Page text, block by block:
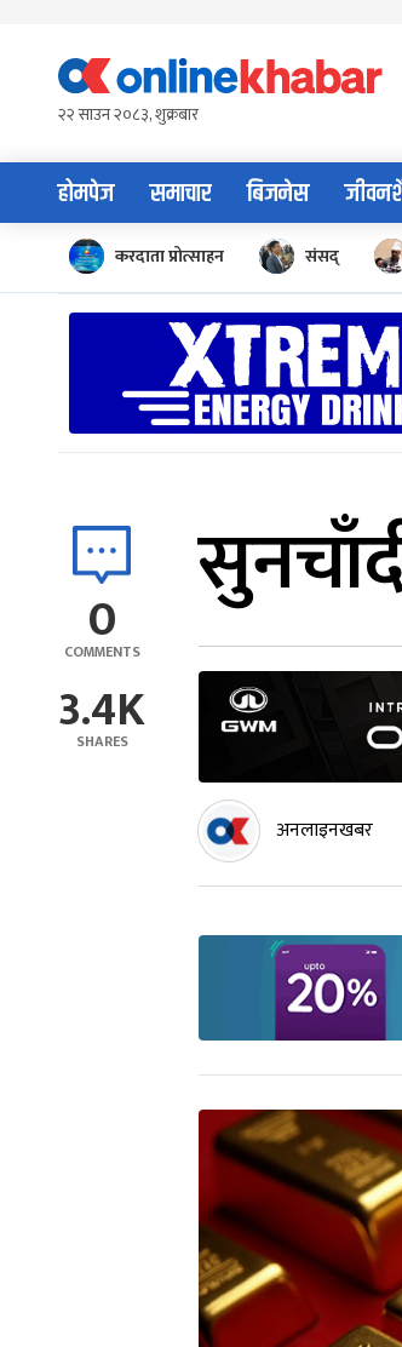
content२२ साउन २०८३, शुक्रबार
होमपेज समाचार बिजनेस
करदाता प्रोत्साहन संसद्
0
COMMENTS
3.4K
SHARES
अनलाइनखबर